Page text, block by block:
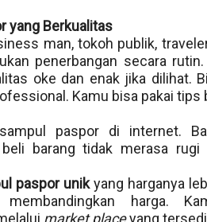
yang Berkualitas
man, tokoh publik,
penerbangan secara
oke dan enak jika dilihat.
Kamu bisa pakai tips
paspor di internet.
barang tidak merasa rugi
paspor unikyang harganya
harga.
market placeyang